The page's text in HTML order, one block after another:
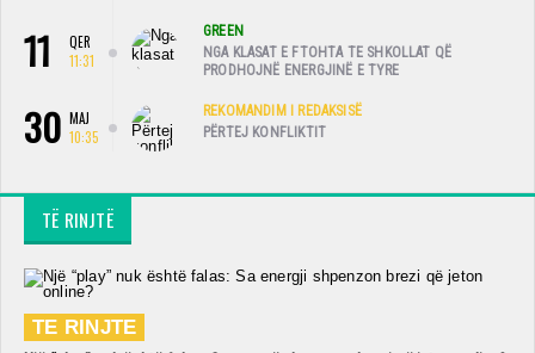
11
QER
11:31
GREEN
NGA KLASAT E FTOHTA TE SHKOLLAT QË
PRODHOJNË ENERGJINË E TYRE
30 MAJ
10:35
REKOMANDIM I REDAKSISË
PËRTEJ KONFLIKTIT
TË RINJTË
TE RINJTE